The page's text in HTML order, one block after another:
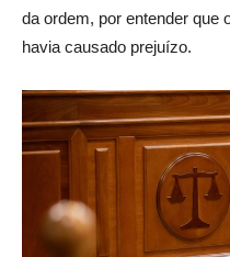
da ordem, por entender que
havia causado prejuízo.